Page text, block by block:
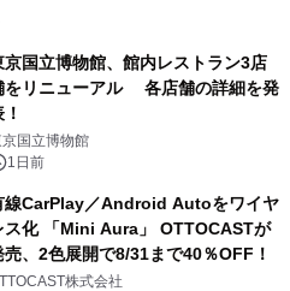
京国立博物館、館内レストラン3店
をリニューアル 各店舗の詳細を発
国立博物館
1日前
線CarPlay／Android Autoをワイヤ
ス化 「Mini Aura」 OTTOCASTが
売、2色展開で8/31まで40％OFF！
株式会社